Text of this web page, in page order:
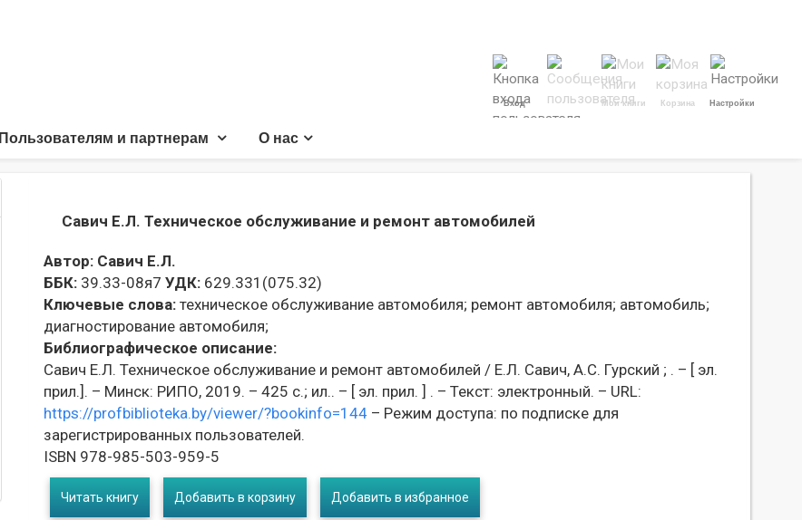
Вход Мои книги Корзина Настройки
Пользователям и партнерам О нас
Савич Е.Л. Техническое обслуживание и ремонт автомобилей
Автор: Савич Е.Л.
ББК: 39.33-08я7 УДК: 629.331(075.32)
Ключевые слова: техническое обслуживание автомобиля; ремонт автомобиля; автомобиль;
диагностирование автомобиля;
Библиографическое описание:
Савич Е.Л. Техническое обслуживание и ремонт автомобилей / Е.Л. Савич, А.С. Гурский ; . – [ эл.
прил.]. – Минск: РИПО, 2019. – 425 с.; ил.. – [ эл. прил. ] . – Текст: электронный. – URL:
https://profbiblioteka.by/viewer/?bookinfo=144 – Режим доступа: по подписке для
зарегистрированных пользователей.
ISBN 978-985-503-959-5
Читать книгу Добавить в корзину Добавить в избранное